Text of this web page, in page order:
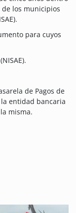
los municipios
para cuyos
de Pagos de
entidad bancaria
misma.